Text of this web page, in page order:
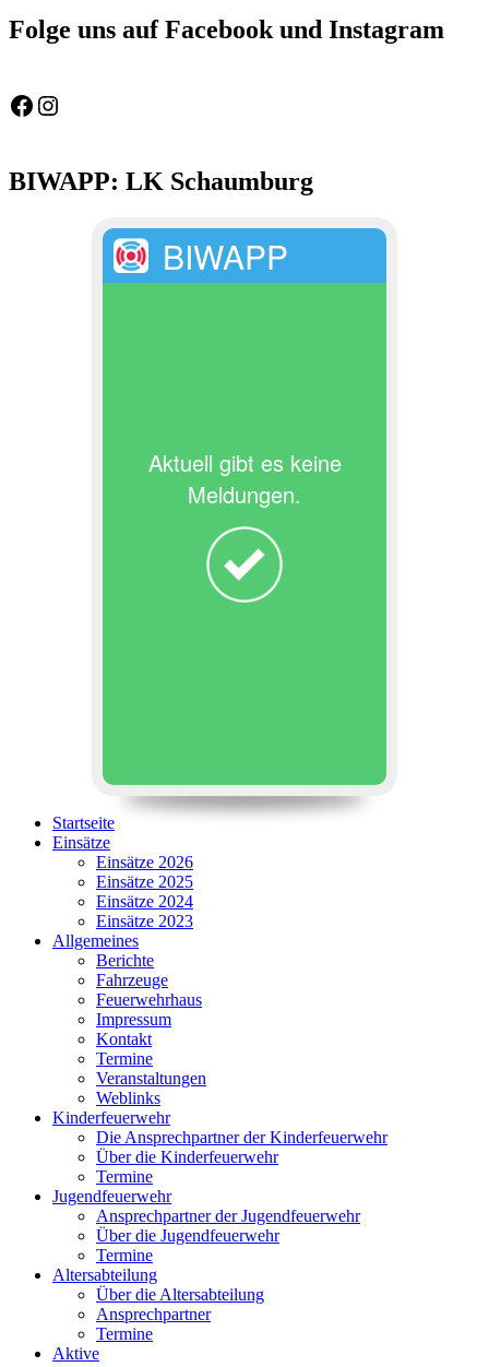
Folge uns auf Facebook und Instagram
Feuerwehr Gemeinde Wölpinghausen
fw_gemeinde_woelpinghausen
BIWAPP: LK Schaumburg
BIWAPP
Aktuell gibt es keine
Meldungen.
Startseite
Einsätze
Einsätze 2026
Einsätze 2025
Einsätze 2024
Einsätze 2023
Allgemeines
Berichte
Fahrzeuge
Feuerwehrhaus
Impressum
Kontakt
Termine
Veranstaltungen
Weblinks
Kinderfeuerwehr
Die Ansprechpartner der Kinderfeuerwehr
Über die Kinderfeuerwehr
Termine
Jugendfeuerwehr
Ansprechpartner der Jugendfeuerwehr
Über die Jugendfeuerwehr
Termine
Altersabteilung
Über die Altersabteilung
Ansprechpartner
Termine
Aktive